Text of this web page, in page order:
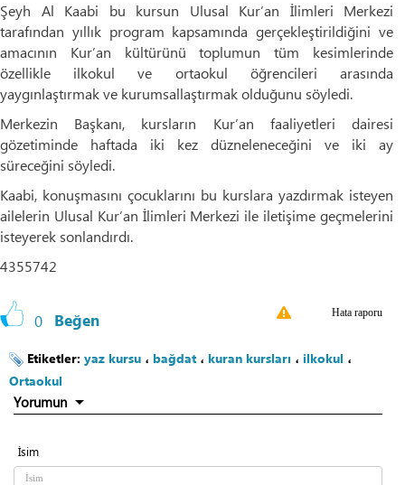
Şeyh Al Kaabi bu kursun Ulusal Kur’an İlimleri Merkezi
tarafından yıllık program kapsamında gerçekleştirildiğini ve
amacının Kur’an kültürünü toplumun tüm kesimlerinde
özellikle ilkokul ve ortaokul öğrencileri arasında
yaygınlaştırmak ve kurumsallaştırmak olduğunu söyledi.
Merkezin Başkanı, kursların Kur’an faaliyetleri dairesi
gözetiminde haftada iki kez düzneleneceğini ve iki ay
süreceğini söyledi.
Kaabi, konuşmasını çocuklarını bu kurslara yazdırmak isteyen
ailelerin Ulusal Kur’an İlimleri Merkezi ile iletişime geçmelerini
isteyerek sonlandırdı.
4355742
0 Beğen Hata raporu
Etiketler: yaz kursu ، bağdat، kuran kursları ، ilkokul ،
Ortaokul
Yorumun
İsim